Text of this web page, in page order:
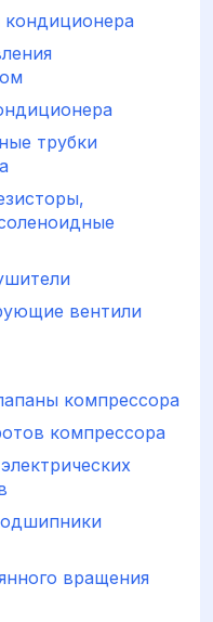
трубки
вентили
компрессора
компрессора
вращения